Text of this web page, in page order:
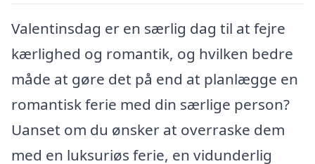
Valentinsdag er en særlig dag til at fejre
kærlighed og romantik, og hvilken bedre
måde at gøre det på end at planlægge en
romantisk ferie med din særlige person?
Uanset om du ønsker at overraske dem
med en luksuriøs ferie, en vidunderlig